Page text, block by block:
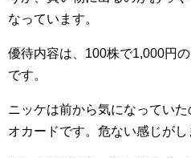
なっています。
優待内容は、100株で1,000円
です。
ニッケは前から気になってい
オカードです。危ない感じがし